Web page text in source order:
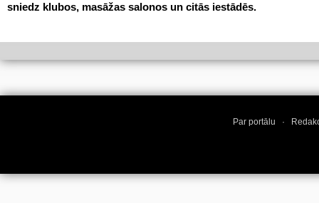
sniedz klubos, masāžas salonos un citās iestādēs.
Par portālu ·